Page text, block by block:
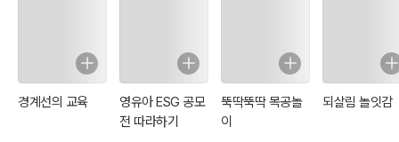
경계선의 교육
영유아 ESG 공모
전 따라하기
뚝딱뚝딱 목공놀
이
되살림 놀잇감